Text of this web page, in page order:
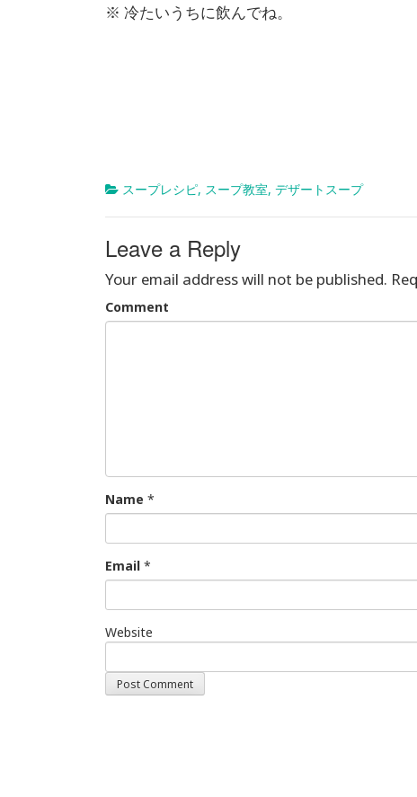
※ 冷たいうちに飲んでね。
スープレシピ, スープ教室, デザートスープ
Leave a Reply
Your email address will not be published.
Comment
Name *
Email *
Website